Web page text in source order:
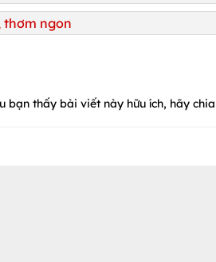
thơm ngon
bạn thấy bài viết này hữu ích, hãy